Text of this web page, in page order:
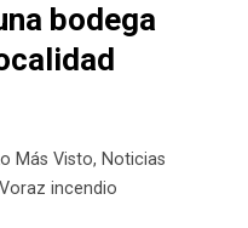
bodega
Más Visto, Noticias
Voraz incendio